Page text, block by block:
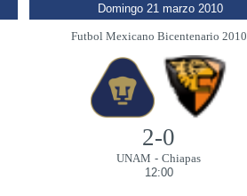
Domingo 21 marzo 2010
Futbol Mexicano Bicentenario 2010
2-0
UNAM -Chiapas
12:00